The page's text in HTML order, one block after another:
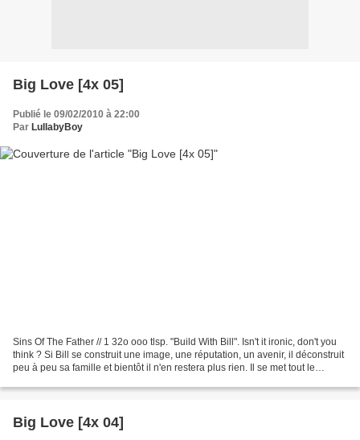
Big Love [4x 05]
Publié le 09/02/2010 à 22:00
Par LullabyBoy
Sins Of The Father // 1 32o ooo tlsp. "Build With Bill". Isn't it ironic, don't you
think ? Si Bill se construit une image, une réputation, un avenir, il déconstruit
peu à peu sa famille et bientôt il n'en restera plus rien. Il se met tout le
Big Love [4x 04]